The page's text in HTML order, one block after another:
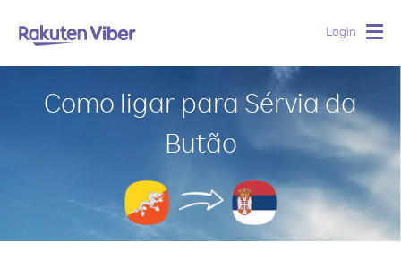
Login
Como ligar para Sérvia da
Butão